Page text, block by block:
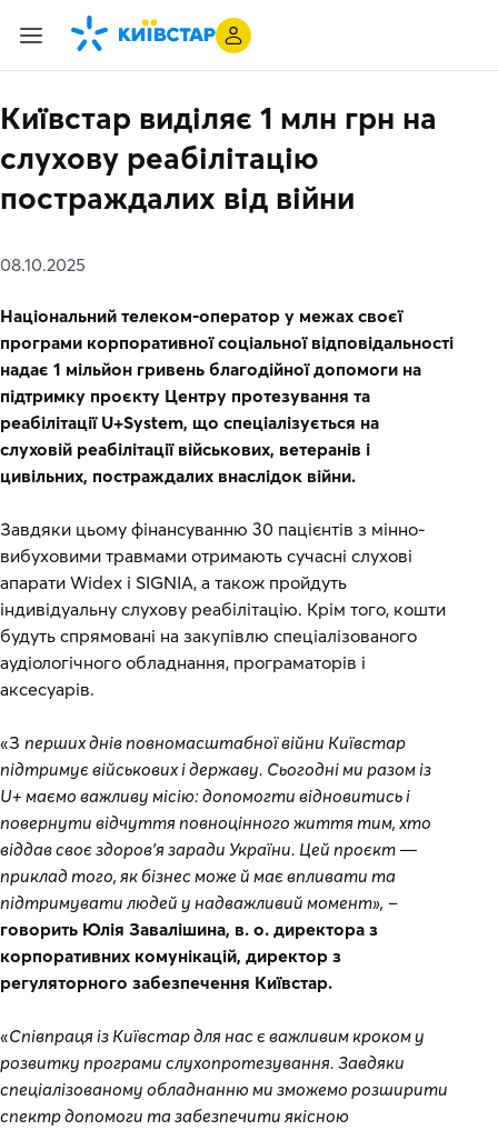
Київстар виділяє 1 млн грн на
слухову реабілітацію
постраждалих від війни
08.10.2025
Національний телеком-оператор у межах своєї
програми корпоративної соціальної відповідальності
надає 1 мільйон гривень благодійної допомоги на
підтримку проєкту Центру протезування та
реабілітації U+System, що спеціалізується на
слуховій реабілітації військових, ветеранів і
цивільних, постраждалих внаслідок війни.
Завдяки цьому фінансуванню 30 пацієнтів з мінно-
вибуховими травмами отримають сучасні слухові
апарати Widex і SIGNIA, а також пройдуть
індивідуальну слухову реабілітацію. Крім того, кошти
будуть спрямовані на закупівлю спеціалізованого
аудіологічного обладнання, програматорів і
аксесуарів.
«З перших днів повномасштабної війни Київстар
підтримує військових і державу. Сьогодні ми разом із
U+ маємо важливу місію: допомогти відновитись і
повернути відчуття повноцінного життя тим, хто
віддав своє здоров’я заради України. Цей проєкт —
приклад того, як бізнес може й має впливати та
підтримувати людей у надважливий момент», –
говорить Юлія Завалішина, в. о. директора з
корпоративних комунікацій, директор з
регуляторного забезпечення Київстар.
«Співпраця із Київстар для нас є важливим кроком у
розвитку програми слухопротезування. Завдяки
спеціалізованому обладнанню ми зможемо розширити
спектр допомоги та забезпечити якісною